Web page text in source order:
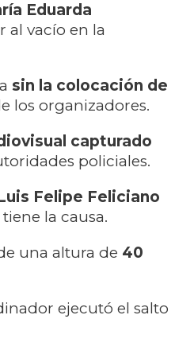
Eduarda
al vacío en la
sin la colocación de
los organizadores.
capturado
policiales.
Felipe Feliciano
la causa.
una altura de 40
ejecutó el salto